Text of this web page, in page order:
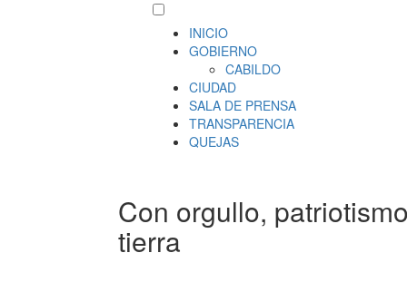
INICIO
GOBIERNO
CABILDO
CIUDAD
SALA DE PRENSA
TRANSPARENCIA
QUEJAS
Con orgullo,
tierra